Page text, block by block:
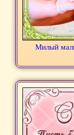
Милый